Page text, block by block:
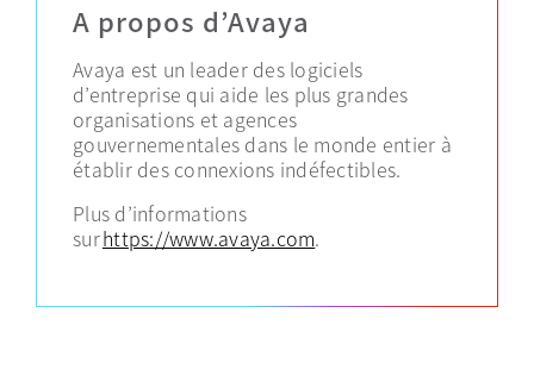
A propos d’Avaya
Avaya est un leader des logiciels
d’entreprise qui aide les plus grandes
organisations et agences
gouvernementales dans le monde entier à
établir des connexions indéfectibles.
Plus d’informations
surhttps://www.avaya.com.